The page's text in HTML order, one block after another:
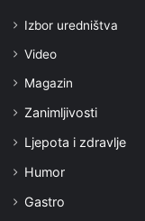
Izbor uredništva
Video
Magazin
Zanimljivosti
Ljepota i zdravlje
Humor
Gastro